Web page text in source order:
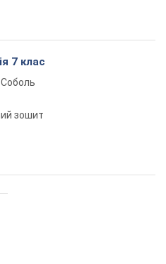
7 клас
Соболь
зошит